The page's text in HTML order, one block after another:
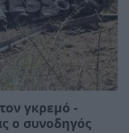
γκρεμό -
ο συνοδηγός